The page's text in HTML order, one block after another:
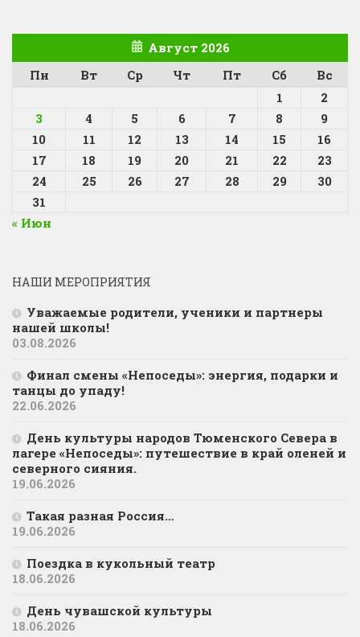
Август 2026
Пн
Вт Ср Чт Пт Сб
Вс
1
2
3
4 5 6 7 8
9
10
11 12 13 14 15
16
17
18 19 20 21 22
23
24
25 26 27 28 29
30
31
« Июн
НАШИ МЕРОПРИЯТИЯ
Уважаемые родители, ученики и партнеры
нашей школы!
03.08.2026
Финал смены «Непоседы»: энергия, подарки и
танцы до упаду!
22.06.2026
День культуры народов Тюменского Севера в
лагере «Непоседы»: путешествие в край оленей и
северного сияния.
19.06.2026
Такая разная Россия…
19.06.2026
Поездка в кукольный театр
18.06.2026
День чувашской культуры
18.06.2026